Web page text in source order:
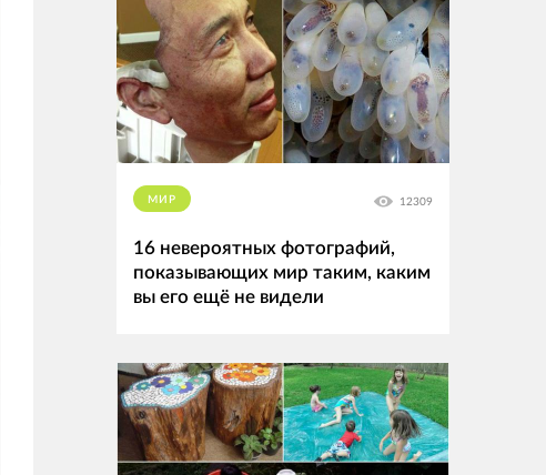
МИР 12309
16 невероятных фотографий,
показывающих мир таким, каким
вы его ещё не видели